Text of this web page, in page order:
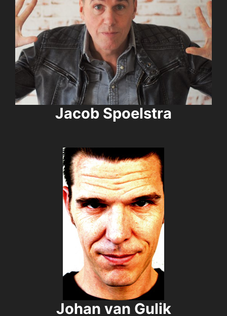
Jacob Spoelstra
Johan van Gulik